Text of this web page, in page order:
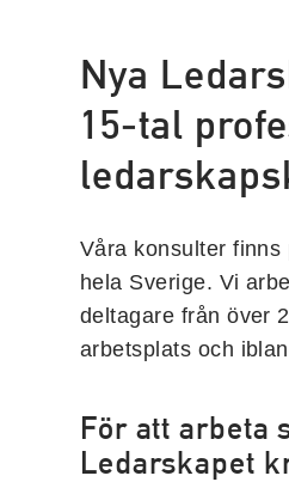
Nya
15-tal
Våra konsulter
hela Sverige. Vi
deltagare från över
arbetsplats och
För att arbeta
Ledarskapet